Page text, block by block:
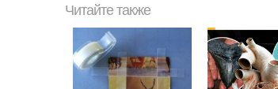
Читайте также